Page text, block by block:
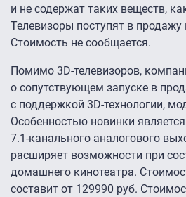
и не содержат таких веществ,
Телевизоры поступят в продажу
Стоимость не сообщается.
Помимо 3D-телевизоров,
о сопутствующем запуске в
с поддержкой 3D-технологии,
Особенностью новинки
7.1-канального аналогового
расширяет возможности при
домашнего кинотеатра.
составит от 129990 руб.